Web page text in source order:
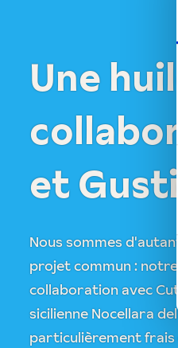
Une
et
Nous sommes
projet commun :
collaboration avec
sicilienne Nocellara
particulièrement frais